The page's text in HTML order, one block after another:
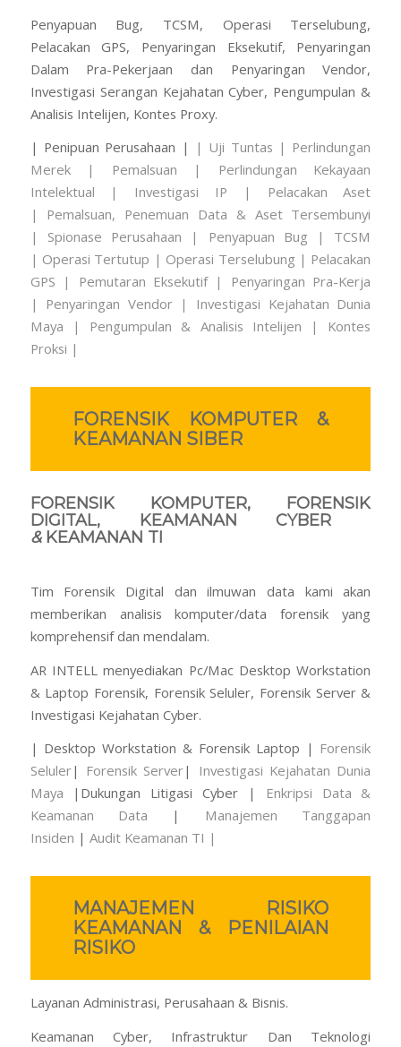
Penyapuan Bug, TCSM, Operasi Terselubung,
Pelacakan GPS, Penyaringan Eksekutif, Penyaringan
Dalam Pra-Pekerjaan dan Penyaringan Vendor,
Investigasi Serangan Kejahatan Cyber, Pengumpulan &
Analisis Intelijen, Kontes Proxy.
| Penipuan Perusahaan |
| Uji Tuntas | Perlindungan
Merek | Pemalsuan | Perlindungan Kekayaan
Intelektual | Investigasi IP | Pelacakan Aset
| Pemalsuan, Penemuan Data & Aset Tersembunyi
| Spionase Perusahaan | Penyapuan Bug | TCSM
| Operasi Tertutup | Operasi Terselubung | Pelacakan
GPS | Pemutaran Eksekutif | Penyaringan Pra-Kerja
| Penyaringan Vendor | Investigasi Kejahatan Dunia
Maya | Pengumpulan & Analisis Intelijen | Kontes
Proksi |
FORENSIK KOMPUTER &
KEAMANAN SIBER
FORENSIK KOMPUTER, FORENSIK
DIGITAL, KEAMANAN CYBER
&KEAMANAN TI
Tim Forensik Digital dan ilmuwan data kami akan
memberikan analisis komputer/data forensik yang
komprehensif dan mendalam.
AR INTELL menyediakan Pc/Mac Desktop Workstation
& Laptop Forensik, Forensik Seluler, Forensik Server &
Investigasi Kejahatan Cyber.
| Desktop Workstation & Forensik Laptop | Forensik
Seluler| Forensik Server| Investigasi Kejahatan Dunia
Maya | Dukungan Litigasi Cyber ​​| Enkripsi Data &
Keamanan Data | Manajemen Tanggapan
Insiden | Audit Keamanan TI |
MANAJEMEN RISIKO
KEAMANAN & PENILAIAN
RISIKO
Layanan Administrasi, Perusahaan & Bisnis.
Keamanan Cyber, Infrastruktur Dan Teknologi